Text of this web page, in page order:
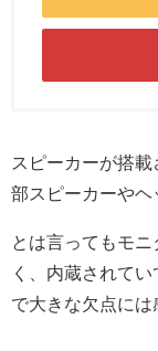
スピーカーが搭
部スピーカーやヘ
とは言ってもモ
く、内蔵されて
で大きな欠点には